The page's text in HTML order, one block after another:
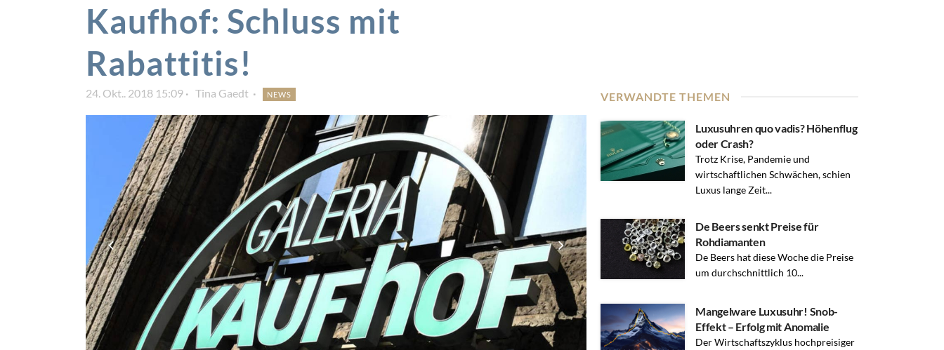
Kaufhof: Schluss mit
Rabattitis!
24. Okt.. 2018 15:09 Tina Gaedt NEWS VERWANDTE THEMEN
Luxusuhren quo vadis? Höhenflug
oder Crash?
Trotz Krise, Pandemie und
wirtschaftlichen Schwächen, schien
Luxus lange Zeit...
De Beers senkt Preise für
Rohdiamanten
De Beers hat diese Woche die Preise
um durchschnittlich 10...
Mangelware Luxusuhr! Snob-
Effekt – Erfolg mit Anomalie
Der Wirtschaftszyklus hochpreisiger